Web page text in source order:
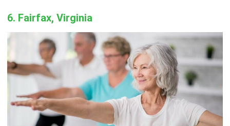
6. Fairfax, Virginia